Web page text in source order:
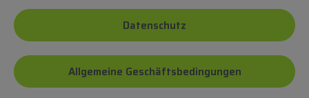
Datenschutz
Allgemeine Geschäftsbedingungen